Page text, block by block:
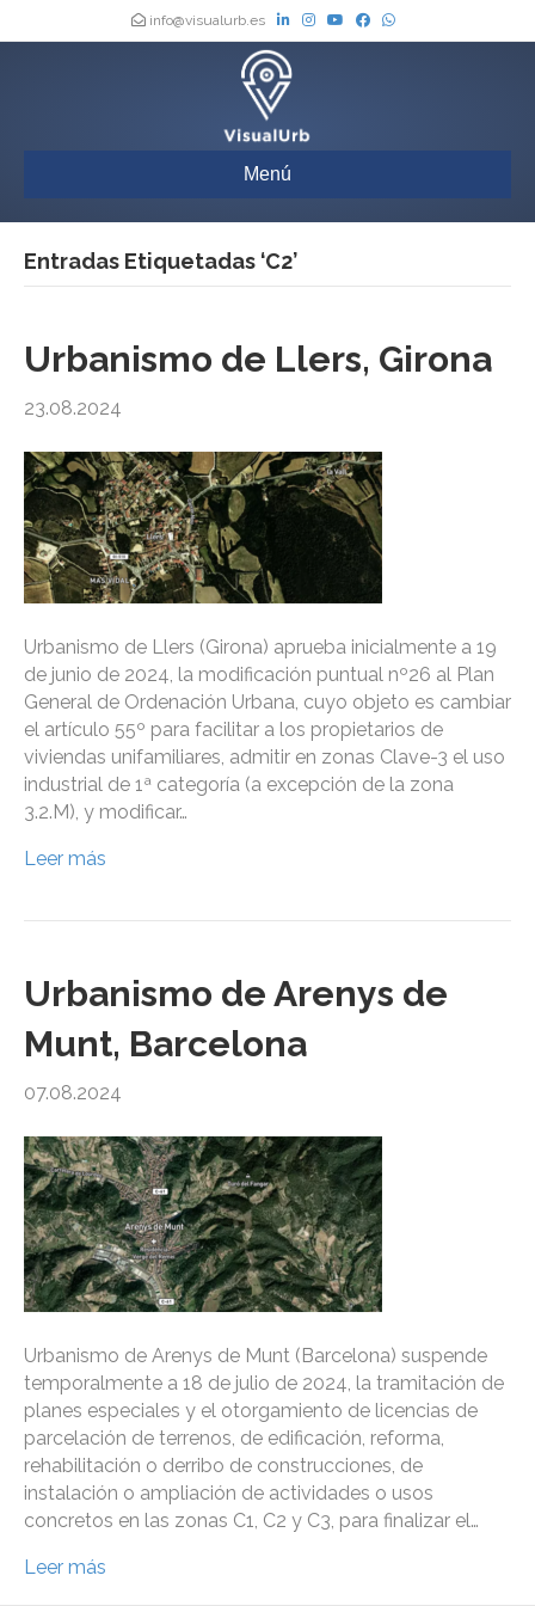
info@visualurb.es
Menú
Entradas Etiquetadas ‘C2’
Urbanismo de Llers, Girona
23.08.2024
Urbanismo de Llers (Girona) aprueba inicialmente a 19
de junio de 2024, la modificación puntual nº26 al Plan
General de Ordenación Urbana, cuyo objeto es cambiar
el artículo 55º para facilitar a los propietarios de
viviendas unifamiliares, admitir en zonas Clave-3 el uso
industrial de 1ª categoría (a excepción de la zona
3.2.M), y modificar…
Leer más
Urbanismo de Arenys de
Munt, Barcelona
07.08.2024
Urbanismo de Arenys de Munt (Barcelona) suspende
temporalmente a 18 de julio de 2024, la tramitación de
planes especiales y el otorgamiento de licencias de
parcelación de terrenos, de edificación, reforma,
rehabilitación o derribo de construcciones, de
instalación o ampliación de actividades o usos
concretos en las zonas C1, C2 y C3, para finalizar el…
Leer más